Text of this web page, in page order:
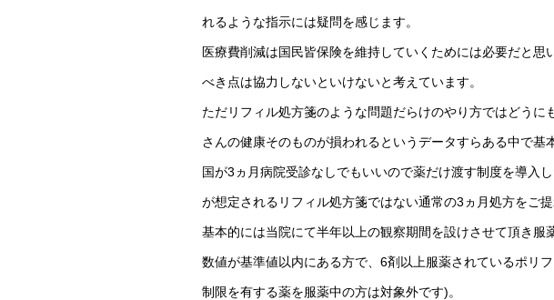
れるような指示には疑問を感じます。
医療費削減は国民皆保険を維持していくためには必要だと
べき点は協力しないといけないと考えています。
ただリフィル処方箋のような問題だらけのやり方ではどう
さんの健康そのものが損われるというデータすらある中で基
国が3ヵ月病院受診なしでもいいので薬だけ渡す制度を導入
が想定されるリフィル処方箋ではない通常の3ヵ月処方をご
基本的には当院にて半年以上の観察期間を設けさせて頂き
数値が基準値以内にある方で、6剤以上服薬されているポリ
制限を有する薬を服薬中の方は対象外です)。